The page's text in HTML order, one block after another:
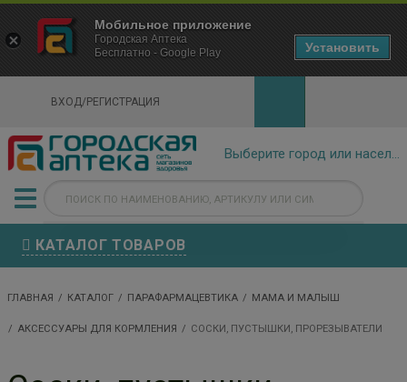
ВХОД/РЕГИСТРАЦИЯ
КАТАЛОГ ТОВАРОВ
ГЛАВНАЯ КАТАЛОГ ПАРАФАРМАЦЕВТИКА МАМА И МАЛЫШ
АКСЕССУАРЫ ДЛЯ КОРМЛЕНИЯ СОСКИ, ПУСТЫШКИ, ПРОРЕЗЫВАТЕЛИ
×
Городская Аптека Маркетплейс
- In Google Play
Мобильное приложение
Городская Аптека
Бесплатно - Google Play
Установить